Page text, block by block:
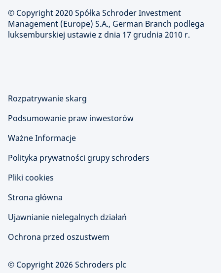
© Copyright 2020 Spółka Schroder Investment
Management (Europe) S.A., German Branch podlega
luksemburskiej ustawie z dnia 17 grudnia 2010 r.
Rozpatrywanie skarg
Podsumowanie praw inwestorów
Ważne Informacje
Polityka prywatności grupy schroders
Pliki cookies
Strona główna
Ujawnianie nielegalnych działań
Ochrona przed oszustwem
© Copyright 2026 Schroders plc